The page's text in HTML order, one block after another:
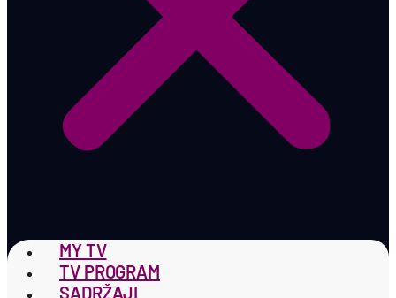
MY TV
TV PROGRAM
SADRŽAJI